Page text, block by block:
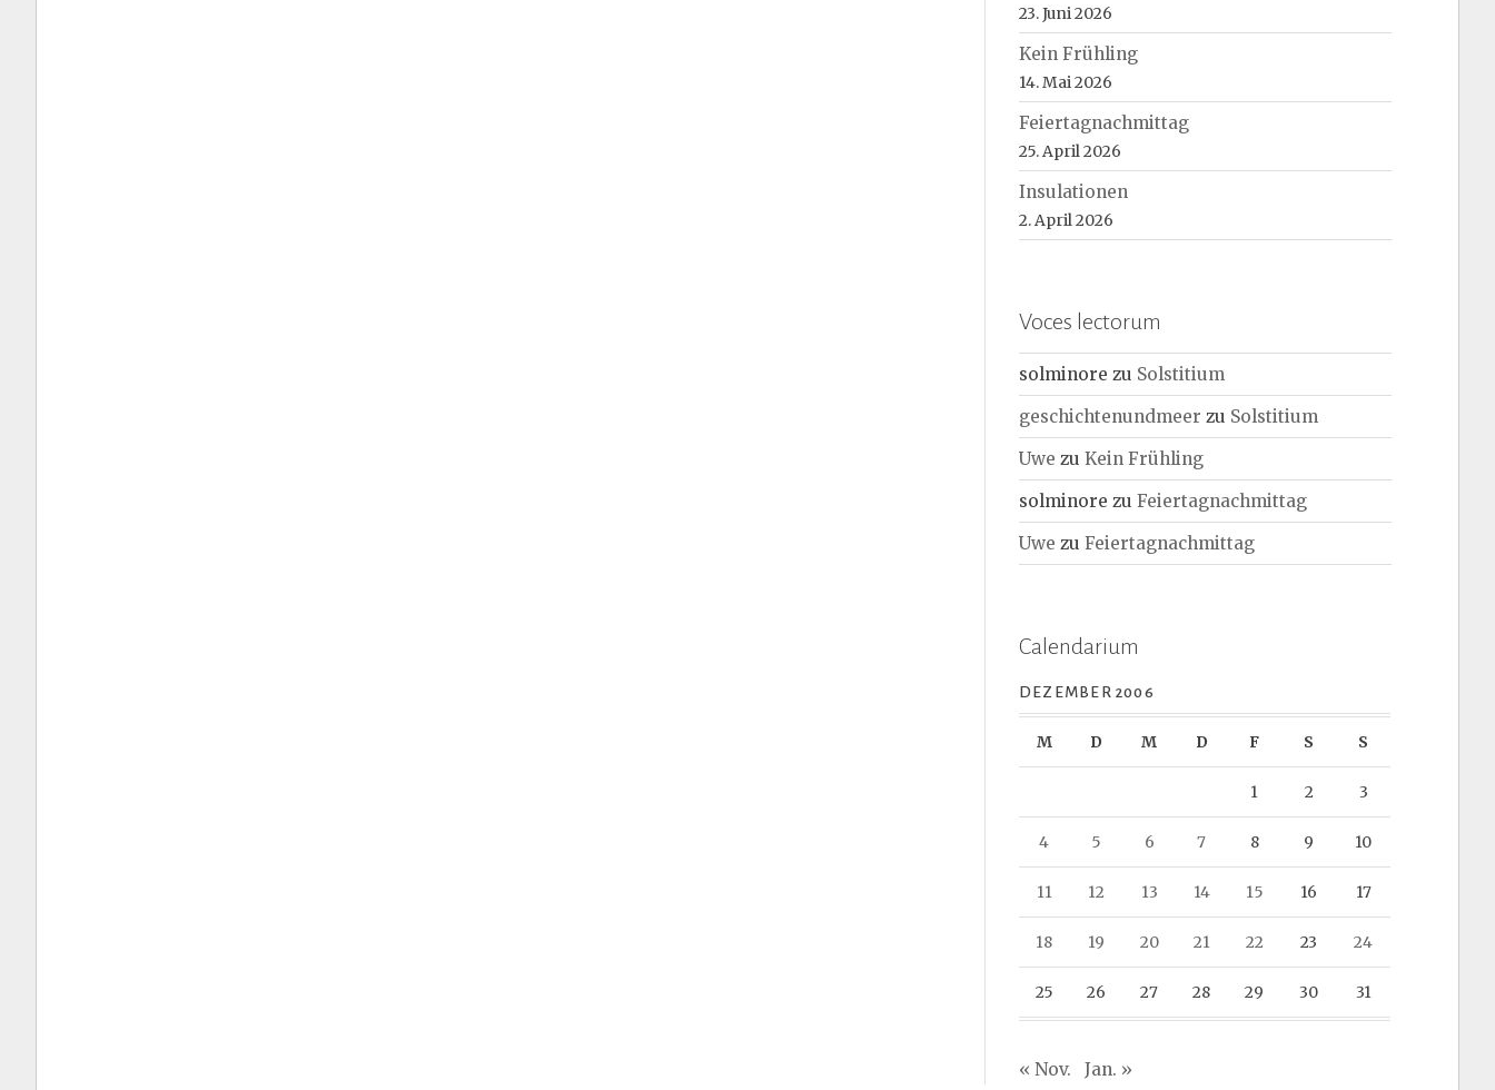
23. Juni 2026
Kein Frühling
14. Mai 2026
Feiertagnachmittag
25. April 2026
Insulationen
2. April 2026
Voces lectorum
solminore zu Solstitium
geschichtenundmeer zu Solstitium
Uwe zuKein Frühling
solminore zuFeiertagnachmittag
Uwe zuFeiertagnachmittag
Calendarium
DEZEMBER 2006
M D M D F S S
1 2 3
4 5 6 7 8 9 10
11 12 13 14 15 16 17
18 19 20 21 22 23 24
25 26 27 28 29 30 31
« Nov. Jan. »